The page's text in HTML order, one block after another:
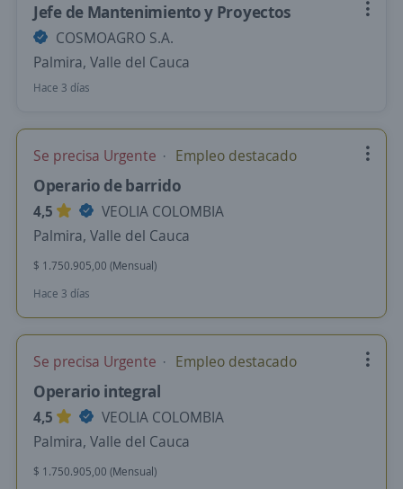
Jefe de Mantenimiento y Proyectos
COSMOAGRO S.A.
Palmira, Valle del Cauca
Hace 3 días
Se precisa Urgente Empleo destacado
Operario de barrido
4,5
VEOLIA COLOMBIA
Palmira, Valle del Cauca
$ 1.750.905,00 (Mensual)
Hace 3 días
Se precisa Urgente Empleo destacado
Operario integral
4,5
VEOLIA COLOMBIA
Palmira, Valle del Cauca
$ 1.750.905,00 (Mensual)